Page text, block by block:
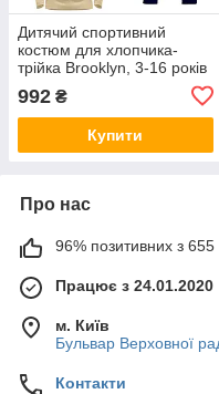
Дитячий спортивний
костюм для хлопчика-
трійка Brooklyn, 3-16 років
992 ₴
Купити
Про нас
96% позитивних з 655
Працює з 24.01.2020
м. Київ
Бульвар Верховної
Контакти